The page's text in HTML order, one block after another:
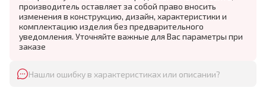
производитель оставляет за собой право вносить
изменения в конструкцию, дизайн, характеристики и
комплектацию изделия без предварительного
уведомления. Уточняйте важные для Вас параметры при
заказе
Нашли ошибку в характеристиках или описании?